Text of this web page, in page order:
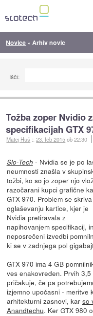
Novice » Arhiv novic
Išči:
Tožba zoper Nvidio
specifikacijah GTX
Matej Huš ::23. feb 2015ob 22:30
Slo-Tech - Nvidia se je po
neumnosti znašla v
tožbi, ko so jo zoper njo
razočarani kupci grafične
GTX 970. Problem se
oglaševanju kartice, kjer je
Nvidia pretiravala z
napihovanjem specifikacij, in
neposrečeni izvedbi
ki se v zadnjega pol
GTX 970 ima 4 GB
ves enakovreden. Prvih
pričakuje, če pa
izjemno upočasni - meritve
arhitekturni zasnovi, kar so
Anandtechu. Ker GTX 980